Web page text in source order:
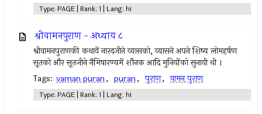
Type: PAGE | Rank: 1 | Lang: hi
श्रीवामनपुराण - अध्याय ८
श्रीवामनपुराणकी कथायें नारदजीने व्यासको, व्यासने अपने शिष्य लोमहर्षण
सूतको और सूतजीने नैमिषारण्यमें शौनक आदि मुनियोंको सुनायी थी ।
Tags: vaman puran, puran, पुराण, वामन पुराण
Type: PAGE | Rank: 1 | Lang: hi